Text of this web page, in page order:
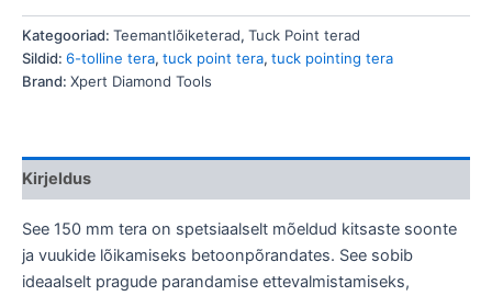
Kategooriad: Teemantlõiketerad, Tuck Point terad
Sildid: 6-tolline tera, tuck point tera, tuck pointing tera
Brand: Xpert Diamond Tools
Kirjeldus
See 150 mm tera on spetsiaalselt mõeldud kitsaste soonte
ja vuukide lõikamiseks betoonpõrandates. See sobib
ideaalselt pragude parandamise ettevalmistamiseks,